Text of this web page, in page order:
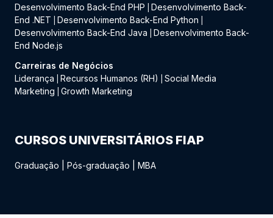
Desenvolvimento Back-End PHP
Desenvolvimento Back-
End .NET
Desenvolvimento Back-End Python
Desenvolvimento Back-End Java
Desenvolvimento Back-
End Node.js
Carreiras de Negócios
Liderança
Recursos Humanos (RH)
Social Media
Marketing
Growth Marketing
CURSOS UNIVERSITÁRIOS FIAP
Graduação Pós-graduação MBA